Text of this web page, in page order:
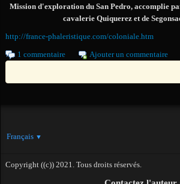
Mission d'exploration du San Pedro, accomplie
cavalerie Quiquerez et de
http://france-phaleristique.com/coloniale.htm
1 commentaire
Ajouter un commentaire
Français ▼
Copyright ((c)) 2021. Tous droits réservés.